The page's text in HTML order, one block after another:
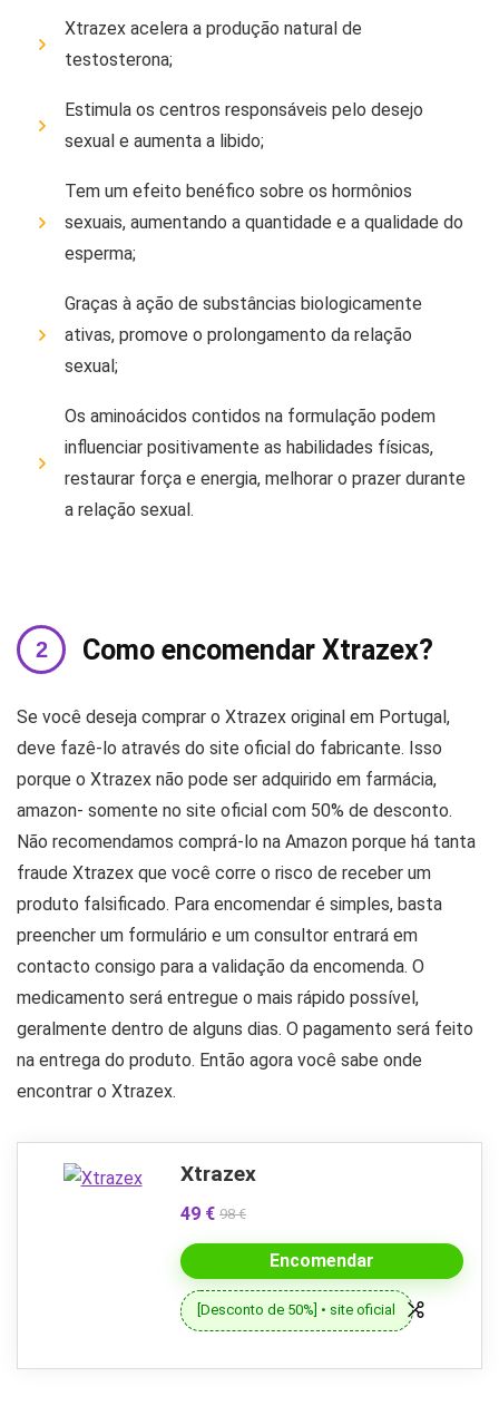
Xtrazex acelera a produção natural de
testosterona;
Estimula os centros responsáveis ​​pelo desejo
sexual e aumenta a libido;
Tem um efeito benéfico sobre os hormônios
sexuais, aumentando a quantidade e a qualidade do
esperma;
Graças à ação de substâncias biologicamente
ativas, promove o prolongamento da relação
sexual;
Os aminoácidos contidos na formulação podem
influenciar positivamente as habilidades físicas,
restaurar força e energia, melhorar o prazer durante
a relação sexual.
Como encomendar Xtrazex?
Se você deseja comprar o Xtrazex original em Portugal,
deve fazê-lo através do site oficial do fabricante. Isso
porque o Xtrazex não pode ser adquirido em farmácia,
amazon- somente no site oficial com 50% de desconto.
Não recomendamos comprá-lo na Amazon porque há tanta
fraude Xtrazex que você corre o risco de receber um
produto falsificado. Para encomendar é simples, basta
preencher um formulário e um consultor entrará em
contacto consigo para a validação da encomenda. O
medicamento será entregue o mais rápido possível,
geralmente dentro de alguns dias. O pagamento será feito
na entrega do produto. Então agora você sabe onde
encontrar o Xtrazex.
Xtrazex
49 € 98 €
Encomendar
[Desconto de 50%] • site oficial